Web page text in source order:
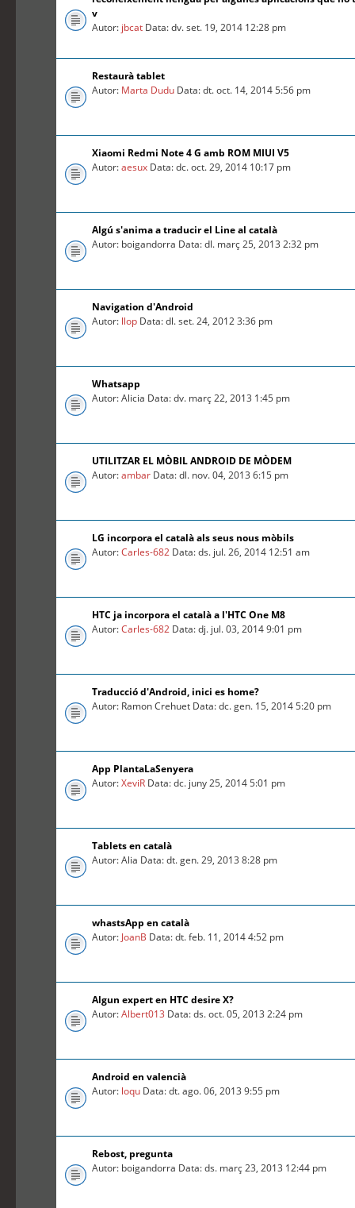
v
Autor: jbcat Data: dv. set. 19, 2014 12:28 pm
Restaurà tablet
Autor: Marta Dudu Data: dt. oct. 14, 2014 5:56 pm
Xiaomi Redmi Note 4 G amb ROM MIUI V5
Autor:aesux Data: dc. oct. 29, 2014 10:17 pm
Algú s'anima a traducir el Line al català
Autor: boigandorra Data: dl. març 25, 2013 2:32 pm
Navigation d'Android
Autor: llop Data: dl. set. 24, 2012 3:36 pm
Whatsapp
Autor: Alicia Data: dv. març 22, 2013 1:45 pm
UTILITZAR EL MÒBIL ANDROID DE MÒDEM
Autor:ambar Data: dl. nov. 04, 2013 6:15 pm
LG incorpora el català als seus nous mòbils
Autor:Carles-682 Data: ds. jul. 26, 2014 12:51 am
HTC ja incorpora el català a l'HTC One M8
Autor:Carles-682 Data: dj. jul. 03, 2014 9:01 pm
Traducció d'Android, inici es home?
Autor: Ramon Crehuet Data: dc. gen. 15, 2014 5:20 pm
App PlantaLaSenyera
Autor:XeviR Data: dc. juny 25, 2014 5:01 pm
Tablets en català
Autor: Alia Data: dt. gen. 29, 2013 8:28 pm
whastsApp en català
Autor: JoanB Data: dt. feb. 11, 2014 4:52 pm
Algun expert en HTC desire X?
Autor:Albert013 Data: ds. oct. 05, 2013 2:24 pm
Android en valencià
Autor: loqu Data: dt. ago. 06, 2013 9:55 pm
Rebost, pregunta
Autor: boigandorra Data: ds. març 23, 2013 12:44 pm